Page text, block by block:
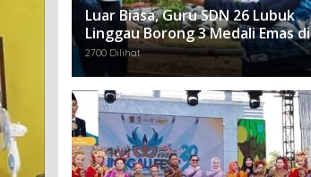
Luar Biasa, Guru SDN 26 Lubuk
Linggau Borong 3 Medali Emas di
Tiga Cabor Berbeda
2700 Dilihat